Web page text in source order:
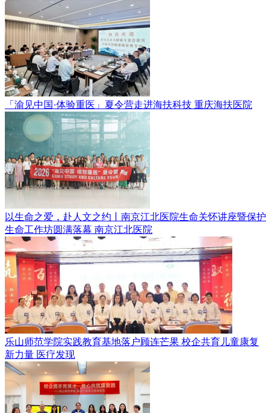
「渝见中国·体验重医」夏令营走进海扶科技 重庆海扶医院
以生命之爱，赴人文之约丨南京江北医院生命关怀讲座暨保护
生命工作坊圆满落幕 南京江北医院
乐山师范学院实践教育基地落户顾连芒果 校企共育儿童康复
新力量 医疗发现